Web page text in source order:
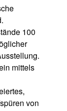
100
mittels
von